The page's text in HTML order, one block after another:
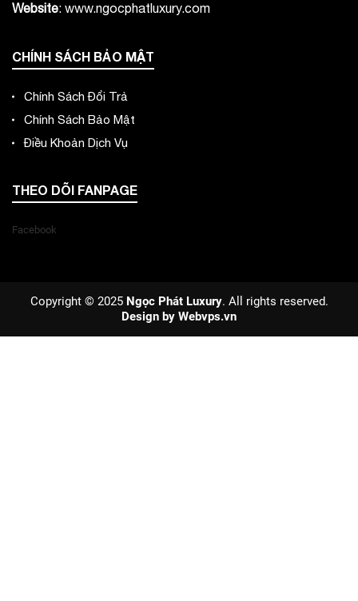
Website: www.ngocphatluxury.com
CHÍNH SÁCH BẢO MẬT
Chính Sách Đổi Trả
Chính Sách Bảo Mật
Điều Khoản Dịch Vụ
THEO DÕI FANPAGE
Facebook
Copyright © 2025 Ngọc Phát Luxury. All rights reserved.
Design by Webvps.vn